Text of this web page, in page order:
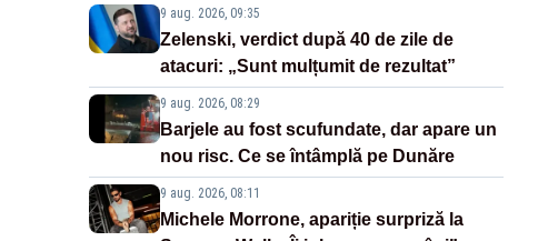
9 aug. 2026, 09:35
Zelenski, verdict după 40 de zile de
atacuri: „Sunt mulțumit de rezultat”
9 aug. 2026, 08:29
Barjele au fost scufundate, dar apare un
nou risc. Ce se întâmplă pe Dunăre
9 aug. 2026, 08:11
Michele Morrone, apariție surpriză la